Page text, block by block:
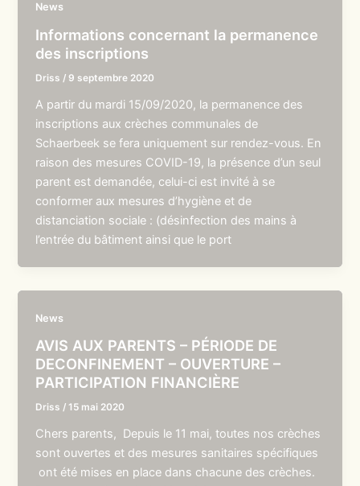
News
Informations concernant la permanence
des inscriptions
Driss / 9 septembre 2020
A partir du mardi 15/09/2020, la permanence des
inscriptions aux crèches communales de
Schaerbeek se fera uniquement sur rendez-vous. En
raison des mesures COVID-19, la présence d’un seul
parent est demandée, celui-ci est invité à se
conformer aux mesures d’hygiène et de
distanciation sociale : (désinfection des mains à
l’entrée du bâtiment ainsi que le port
News
AVIS AUX PARENTS – PÉRIODE DE
DECONFINEMENT – OUVERTURE –
PARTICIPATION FINANCIÈRE
Driss /15 mai 2020
Chers parents, Depuis le 11 mai, toutes nos crèches
sont ouvertes et des mesures sanitaires spécifiques
ont été mises en place dans chacune des crèches.